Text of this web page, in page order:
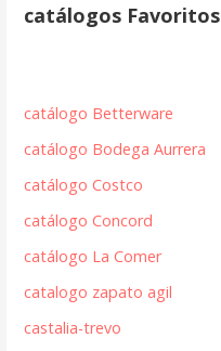
catálogos Favoritos
catálogo Betterware
catálogo Bodega Aurrera
catálogo Costco
catálogo Concord
catálogo La Comer
catalogo zapato agil
castalia-trevo